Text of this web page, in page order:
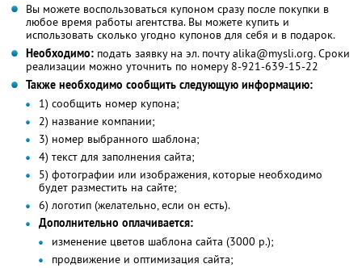
Вы можете воспользоваться купоном сразу после покупки в
любое время работы агентства. Вы можете купить и
использовать сколько угодно купонов для себя и в подарок.
Необходимо: подать заявку на эл. почту alika@mysli.org. Сроки
реализации можно уточнить по номеру 8-921-639-15-22
Также необходимо сообщить следующую информацию:
1) сообщить номер купона;
2) название компании;
3) номер выбранного шаблона;
4) текст для заполнения сайта;
5) фотографии или изображения, которые необходимо
будет разместить на сайте;
6) логотип (желательно, если он есть).
Дополнительно оплачивается:
изменение цветов шаблона сайта (3000 р.);
продвижение и оптимизация сайта;